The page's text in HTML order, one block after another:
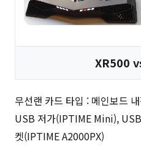
XR500
무선랜 카드 타입 : 메인보드
USB 저가(IPTIME Mini),
켓(IPTIME A2000PX)